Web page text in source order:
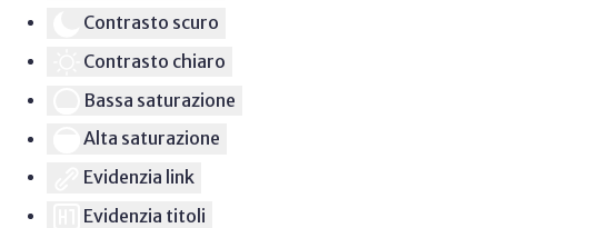
Contrasto scuro
Contrasto chiaro
Bassa saturazione
Alta saturazione
Evidenzia link
Evidenzia titoli